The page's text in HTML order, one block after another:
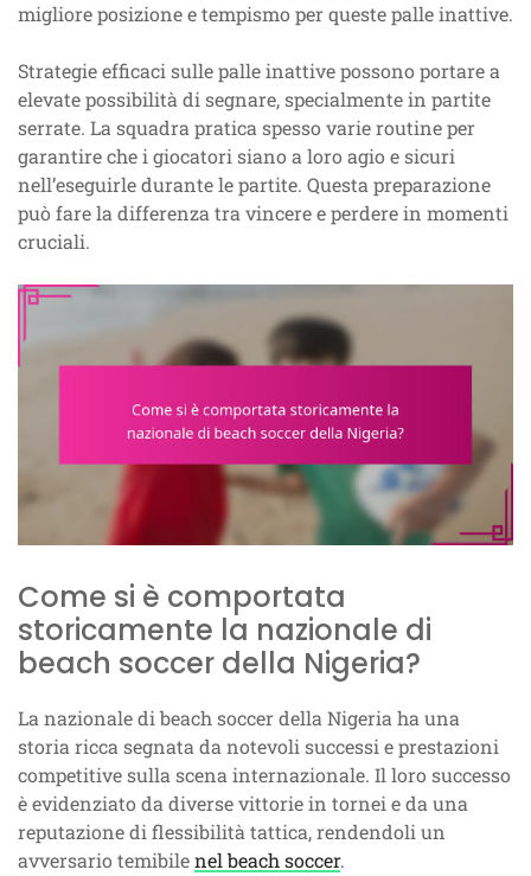
migliore posizione e tempismo per queste palle inattive.
Strategie efficaci sulle palle inattive possono portare a
elevate possibilità di segnare, specialmente in partite
serrate. La squadra pratica spesso varie routine per
garantire che i giocatori siano a loro agio e sicuri
nell’eseguirle durante le partite. Questa preparazione
può fare la differenza tra vincere e perdere in momenti
cruciali.
Come si è comportata
storicamente la nazionale di
beach soccer della Nigeria?
La nazionale di beach soccer della Nigeria ha una
storia ricca segnata da notevoli successi e prestazioni
competitive sulla scena internazionale. Il loro successo
è evidenziato da diverse vittorie in tornei e da una
reputazione di flessibilità tattica, rendendoli un
avversario temibilenel beach soccer.